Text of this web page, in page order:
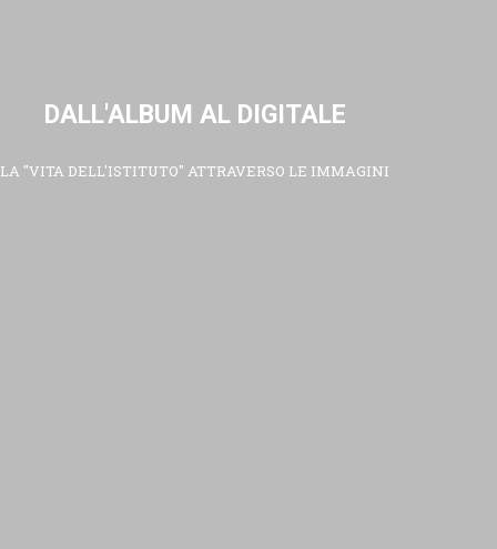
DALL'ALBUM AL DIGITALE
LA "VITA DELL'ISTITUTO" ATTRAVERSO LE IMMAGINI